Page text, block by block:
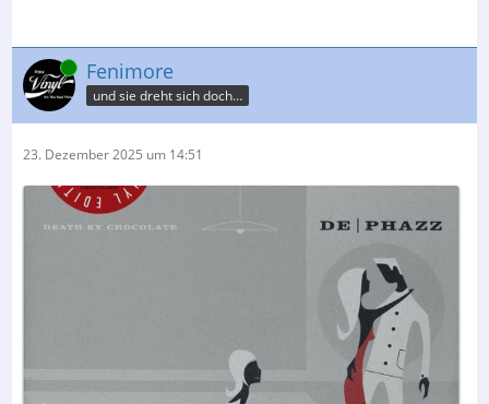
Online Fenimore
und sie dreht sich doch…
23. Dezember 2025 um 14:51